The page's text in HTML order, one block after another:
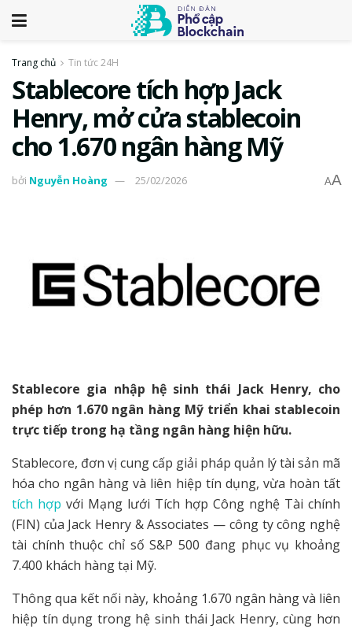
Trang chủ Tin tức 24H
Stablecore tích hợp Jack
Henry, mở cửa stablecoin
cho 1.670 ngân hàng Mỹ
bởi Nguyễn Hoàng 25/02/2026 AA
Stablecore gia nhập hệ sinh thái Jack Henry, cho
phép hơn 1.670 ngân hàng Mỹ triển khai stablecoin
trực tiếp trong hạ tầng ngân hàng hiện hữu.
Stablecore, đơn vị cung cấp giải pháp quản lý tài sản mã
hóa cho ngân hàng và liên hiệp tín dụng, vừa hoàn tất
tích hợp với Mạng lưới Tích hợp Công nghệ Tài chính
(FIN) của Jack Henry & Associates — công ty công nghệ
tài chính thuộc chỉ số S&P 500 đang phục vụ khoảng
7.400 khách hàng tại Mỹ.
Thông qua kết nối này, khoảng 1.670 ngân hàng và liên
hiệp tín dụng trong hệ sinh thái Jack Henry, cùng hơn